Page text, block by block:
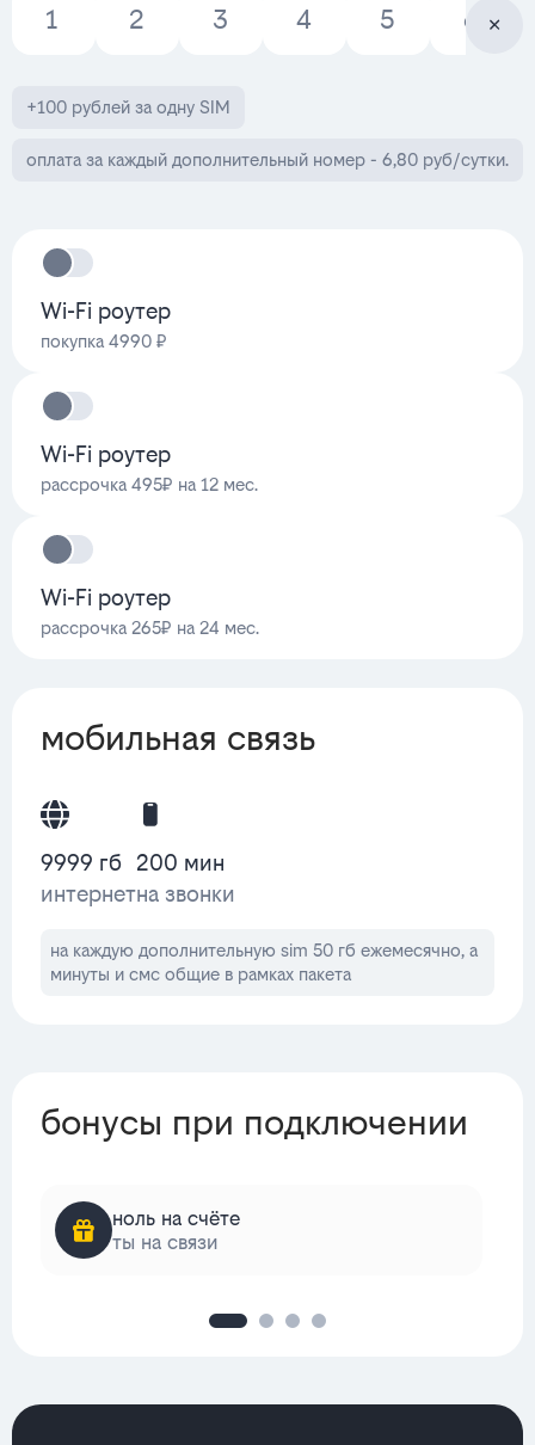
1 2 3 4 5 6
+100 рублей за одну SIM
оплата за каждый дополнительный номер - 6,80 руб/сутки.
Wi-Fi роутер
покупка 4990 ₽
Wi-Fi роутер
рассрочка 495₽ на 12 мес.
Wi-Fi роутер
рассрочка 265₽ на 24 мес.
мобильная связь
9999 гб
интернет
200 мин
на звонки
на каждую дополнительную sim 50 гб ежемесячно, а
минуты и смс общие в рамках пакета
бонусы при подключении
ноль на счёте
ты на связи